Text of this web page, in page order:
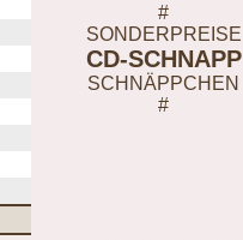
#
SONDERPREISE
CD-SCHNAPP
SCHNÄPPCHEN
#